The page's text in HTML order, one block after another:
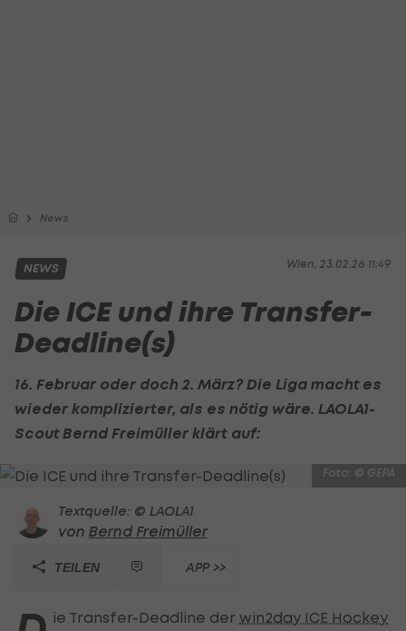
News
Wien, 23.02.26 11:49
NEWS
Die ICE und ihre Transfer-
Deadline(s)
16. Februar oder doch 2. März? Die Liga macht es
wieder komplizierter, als es nötig wäre. LAOLA1-
Scout Bernd Freimüller klärt auf:
Foto: © GEPA
Textquelle: © LAOLA1
von Bernd Freimüller
TEILEN APP >>
ie Transfer-Deadline der win2day ICE Hockey